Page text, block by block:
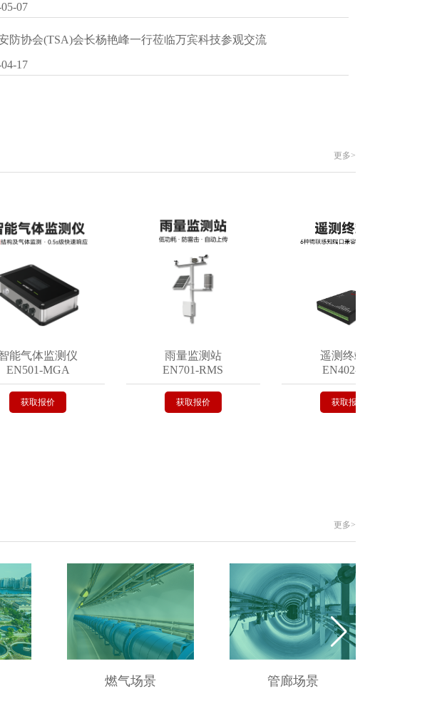
07
防协会(TSA)会长杨艳峰一行莅临万宾科技参观交流
17
更多>
气体监测仪
MGA
获取报价
雨量监测站
EN701-RMS
获取报价
遥测终端机
EN402-VR
获取报价
更多>
燃气场景 管廊场景